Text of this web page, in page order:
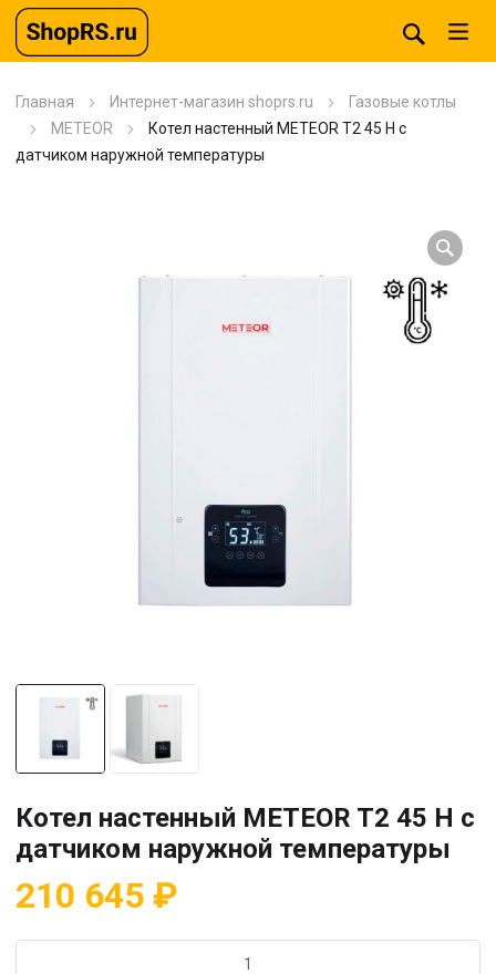
Главная Интернет-магазин shoprs.ru
Газовые котлы
METEOR
Котел настенный METEOR T2 45 H с
датчиком наружной температуры
Котел настенный METEOR T2 45 H с
датчиком наружной температуры
210 645 ₽